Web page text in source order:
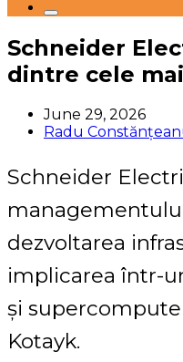
Schneider
dintre cele
June 29, 2026
Radu
Schneider
dezvoltarea
implicarea într-
și
Kotayk.